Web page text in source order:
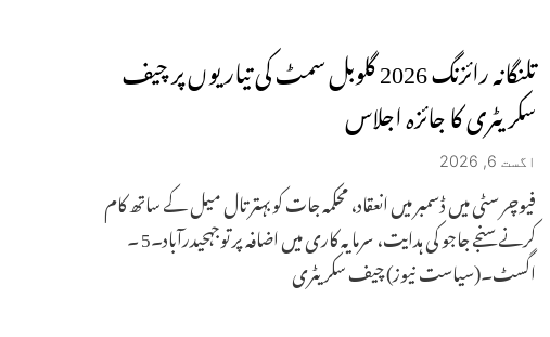
تلنگانہ رائزنگ 2026 گلوبل سمٹ کی تیاریوں پر چیف
سکریٹری کا جائزہ اجلاس
اگست 6, 2026
فیوچر سٹی میں ڈسمبر میں انعقاد، محکمہ جات کو بہتر تال میل کے ساتھ کام
کرنے سنجے جاجو کی ہدایت، سرمایہ کاری میں اضافہ پر توجہحیدرآباد۔5 ۔
اگسٹ۔(سیاست نیوز) چیف سکریٹری